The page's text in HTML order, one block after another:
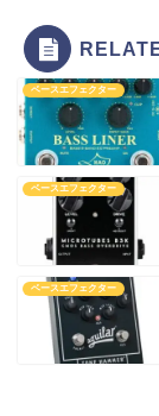
ベースエフェクター
ベースエフェクター
ベースエフェクター